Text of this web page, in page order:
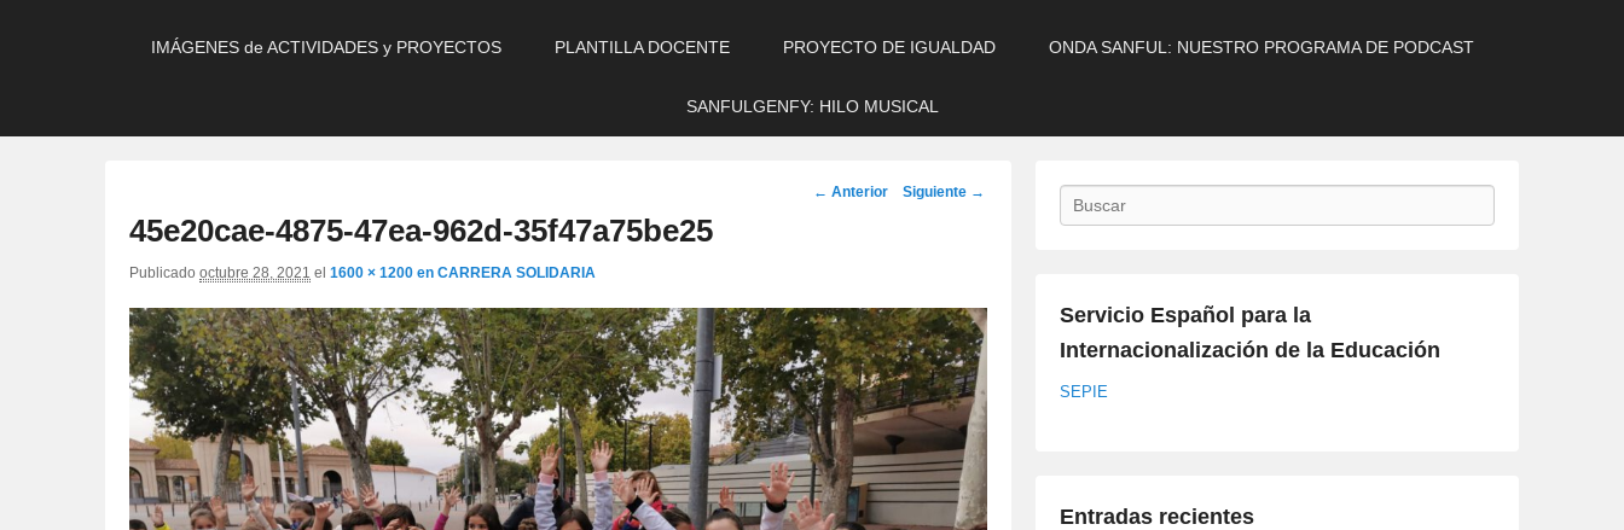
IMÁGENES de ACTIVIDADES y PROYECTOS PLANTILLA DOCENTE PROYECTO DE IGUALDAD ONDA SANFUL: NUESTRO PROGRAMA DE PODCAST
SANFULGENFY: HILO MUSICAL
Navegación
← Anterior Siguiente →
45e20cae-4875-47ea-962d-35f47a75be25
Publicado octubre 28, 2021 el 1600 × 1200 en CARRERA SOLIDARIA
Buscar
Servicio Español para la
Internacionalización de la Educación
SEPIE
Entradas recientes